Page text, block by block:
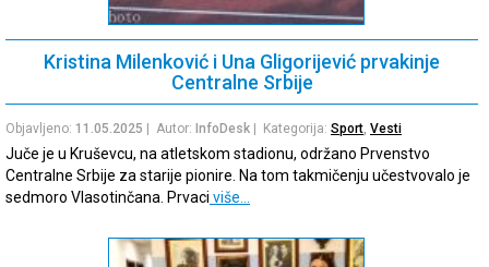
Kristina Milenković i Una Gligorijević prvakinje
Centralne Srbije
Objavljeno: 11.05.2025 | Autor: InfoDesk | Kategorija: Sport, Vesti
Juče je u Kruševcu, na atletskom stadionu, održano Prvenstvo
Centralne Srbije za starije pionire. Na tom takmičenju učestvovalo je
sedmoro Vlasotinčana. Prvaci više…